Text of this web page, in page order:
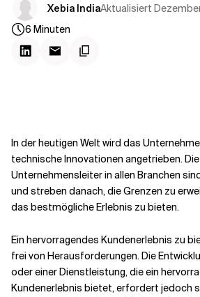
Xebia IndiaAktualisiert
6 Minuten
In der heutigen Welt wird das
technische Innovationen angetrieben.
Unternehmensleiter in allen Branchen
und streben danach, die Grenzen zu
das bestmögliche Erlebnis zu bieten.
Ein hervorragendes Kundenerlebnis zu
frei von Herausforderungen. Die
oder einer Dienstleistung, die ein
Kundenerlebnis bietet, erfordert jedoch